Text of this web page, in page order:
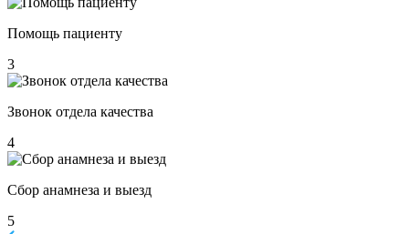
Помощь пациенту
3
Звонок отдела качества
4
Сбор анамнеза и выезд
5